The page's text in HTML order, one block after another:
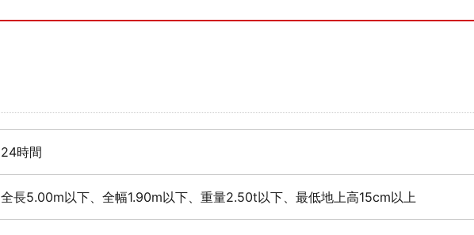
24時間
全長5.00m以下、全幅1.90m以下、重量2.50t以下、最低地上高15cm以上